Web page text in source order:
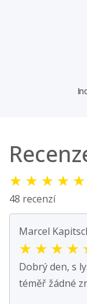
★ ★ ★ ★ ★
48 recenzí
Marcel
★ ★ ★ ★
Dobrý den, s
téměř žádné